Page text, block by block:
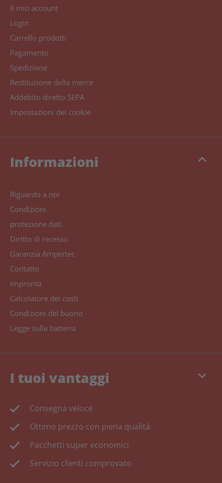
Il mio account
Login
Carrello prodotti
Pagamento
Spedizione
Restituzione della merce
Addebito diretto SEPA
Impostazioni dei cookie
keyboard_arrow_up
Informazioni
Riguardo a noi
Condizioni
protezione dati
Diritto di recesso
Garanzia Ampertec
Contatto
Impronta
Calcolatore dei costi
Condizioni del buono
Legge sulla batteria
keyboard_arrow_down
I tuoi vantaggi
Consegna veloce
Ottimo prezzo con piena qualità
Pacchetti super economici
Servizio clienti comprovato